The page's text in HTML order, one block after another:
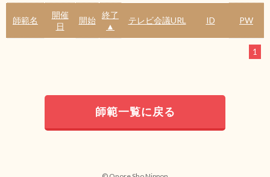
師範名
開催
日
開始
終了
▲
テレビ会議URL ID PW
1
師範一覧に戻る